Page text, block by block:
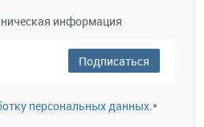
информация
Подписаться
персональных данных. *